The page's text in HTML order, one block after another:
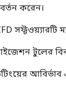
করেন।
টুলের